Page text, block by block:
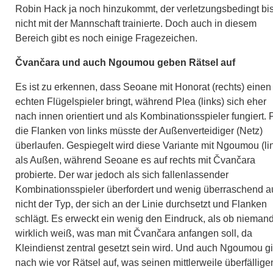
Robin Hack ja noch hinzukommt, der verletzungsbedingt
nicht mit der Mannschaft trainierte. Doch auch in diesem
Bereich gibt es noch einige Fragezeichen.
Čvančara und auch Ngoumou geben Rätsel auf
Es ist zu erkennen, dass Seoane mit Honorat (rechts) einen
echten Flügelspieler bringt, während Plea (links) sich eher
nach innen orientiert und als Kombinationsspieler fungiert.
die Flanken von links müsste der Außenverteidiger (Netz)
überlaufen. Gespiegelt wird diese Variante mit Ngoumou
als Außen, während Seoane es auf rechts mit Čvančara
probierte. Der war jedoch als sich fallenlassender
Kombinationsspieler überfordert und wenig überraschend
nicht der Typ, der sich an der Linie durchsetzt und Flanken
schlägt. Es erweckt ein wenig den Eindruck, als ob
wirklich weiß, was man mit Čvančara anfangen soll, da
Kleindienst zentral gesetzt sein wird. Und auch Ngoumou
nach wie vor Rätsel auf, was seinen mittlerweile